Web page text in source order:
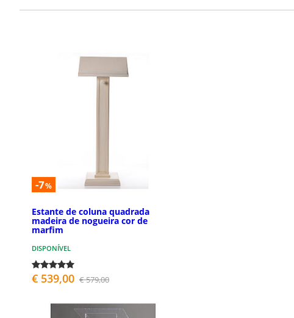
-7%
Estante de coluna quadrada
madeira de nogueira cor de
marfim
DISPONÍVEL
€ 539,00 € 579,00